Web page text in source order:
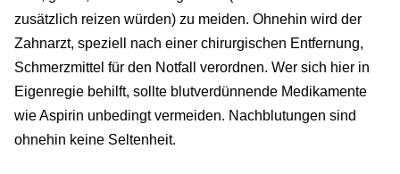
zusätzlich reizen würden) zu meiden. Ohnehin wird der
Zahnarzt, speziell nach einer chirurgischen Entfernung,
Schmerzmittel für den Notfall verordnen. Wer sich hier in
Eigenregie behilft, sollte blutverdünnende Medikamente
wie Aspirin unbedingt vermeiden. Nachblutungen sind
ohnehin keine Seltenheit.